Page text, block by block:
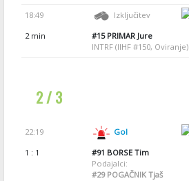
18:49 Izključitev
2 min
#15PRIMAR Jure
INTRF (IIHF #150, Oviranje)
2 / 3
22:19 Gol
1 : 1
#91 BORSE Tim
Podajalci:
#29POGAČNIK Tjaš